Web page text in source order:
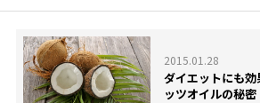
2015.01.28
ダイエットにも
ッツオイルの秘密